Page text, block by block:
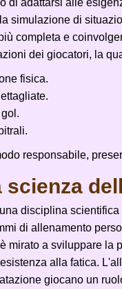
adattarsi alle
simulazione di
completa e
dei giocatori, la
fisica.
responsabile,
scienza
disciplina
di allenamento
mirato a sviluppare
alla fatica.
giocano un